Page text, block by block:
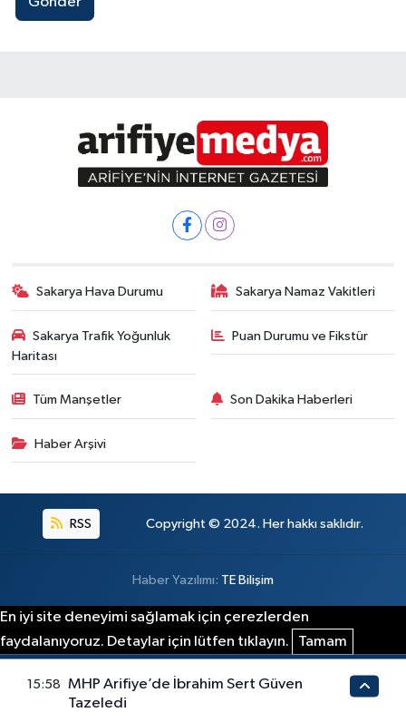
Sakarya Hava Durumu Sakarya Namaz Vakitleri
Sakarya Trafik Yoğunluk
Haritası
Puan Durumu ve Fikstür
Tüm Manşetler Son Dakika Haberleri
Haber Arşivi
RSS Copyright © 2024. Her hakkı saklıdır.
Haber Yazılımı: TE Bilişim
En iyi site deneyimi sağlamak için çerezlerden
faydalanıyoruz. Detaylar için lütfen tıklayın.
Tamam
15:58
MHP Arifiye’de İbrahim Sert Güven
Tazeledi